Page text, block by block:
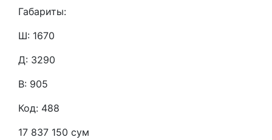
Габариты:
Ш: 1670
Д: 3290
В: 905
Код: 488
17 837 150 сум